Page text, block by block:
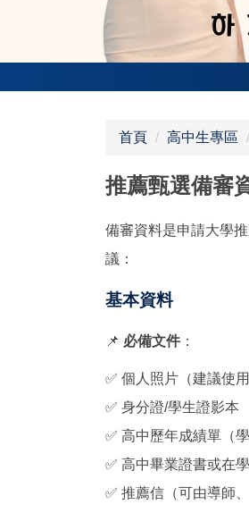
首頁 高中生專區
推薦甄選備審
備審資料是申請大學
議：
基本資料
📌 必備文件：
✅ 個人照片（建議使
✅ 身分證/學生證影本
✅ 高中歷年成績單（學
✅ 高中畢業證書或在
✅ 推薦信（可由導師